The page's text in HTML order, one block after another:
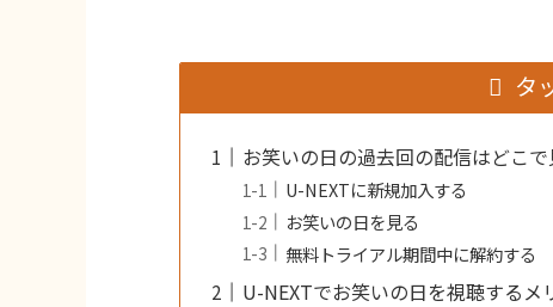
タ
お笑いの日の過去回の配信はどこ
U-NEXTに新規加入する
お笑いの日を見る
無料トライアル期間中に解約する
U-NEXTでお笑いの日を視聴するメ